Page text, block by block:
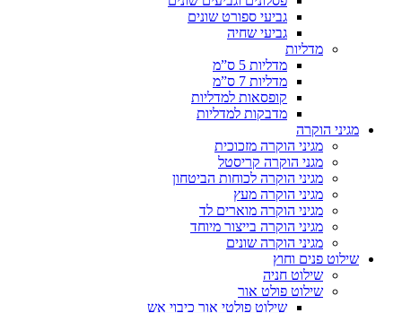
גביעי ספורט שונים
גביעי שחיה
מדליות
מדליות 5 ס”מ
מדליות 7 ס”מ
קופסאות למדליות
מדבקות למדליות
מגיני הוקרה
מגיני הוקרה מזכוכית
מגני הוקרה קריסטל
מגיני הוקרה לכוחות הביטחון
מגיני הוקרה מעץ
מגיני הוקרה מוארים לד
מגיני הוקרה בייצור מיוחד
מגיני הוקרה שונים
שילוט פנים וחוץ
שילוט חניה
שילוט פולט אור
שילוט פולטי אור כיבוי אש